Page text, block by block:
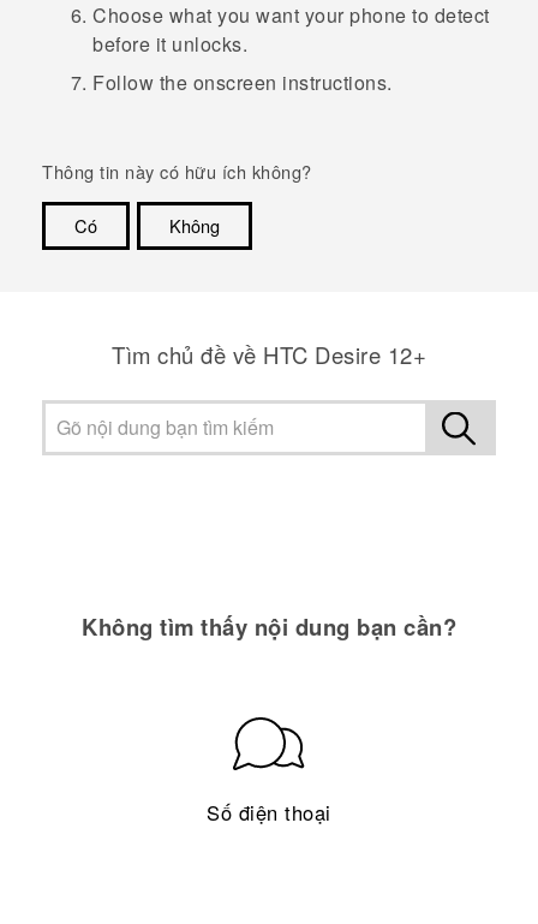
Choose what you want your phone to detect
before it unlocks.
Follow the onscreen instructions.
Thông tin này có hữu ích không?
Có
Không
Tìm chủ đề về HTC Desire 12+
Không tìm thấy nội dung bạn cần?
Số điện thoại